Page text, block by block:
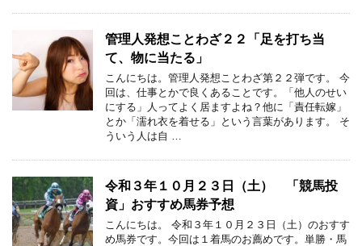
管理人発想ことわざ２２「足を打ち当
て、物に当たる」
こんにちは。管理人発想ことわざ第２２弾です。 今
回は、仕事とかで良くあることです。「他人のせい
にする」人ってよく居ますよね？他に「責任転嫁」
とか「濡れ衣を着せる」という言葉があります。 そ
ういう人は自 …
令和３年１０月２３日（土） 「競馬投
資」おすすめ馬券予想
こんにちは。 令和３年１０月２３日（土）のおすす
め馬券です。今回は１着馬のお薦めです。単勝・馬